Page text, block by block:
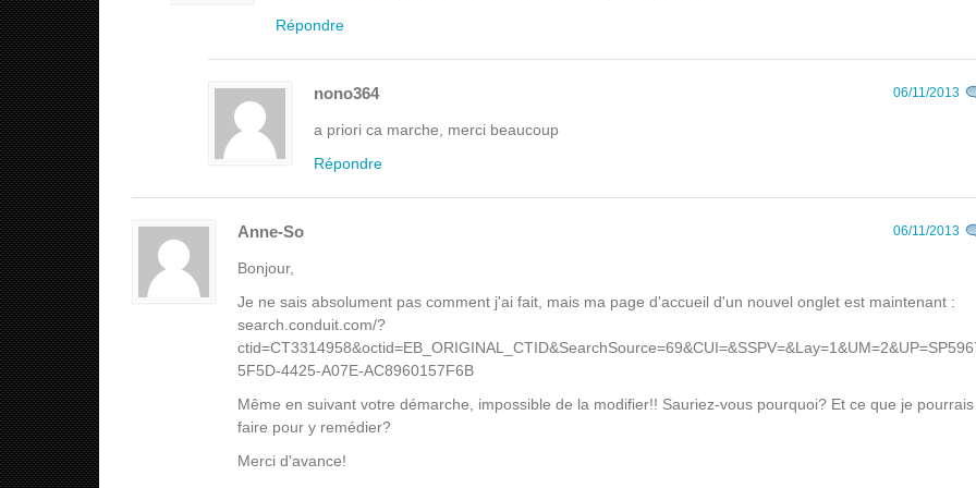
Répondre
nono364 06/11/2013
a priori ca marche, merci beaucoup
Répondre
Anne-So 06/11/2013
Bonjour,
Je ne sais absolument pas comment j'ai fait, mais ma page d'accueil d'un nouvel onglet est maintenant :
search.conduit.com/?
5F5D-4425-A07E-AC8960157F6B
Même en suivant votre démarche, impossible de la modifier!! Sauriez-vous pourquoi? Et ce que je pourrais
faire pour y remédier?
Merci d'avance!